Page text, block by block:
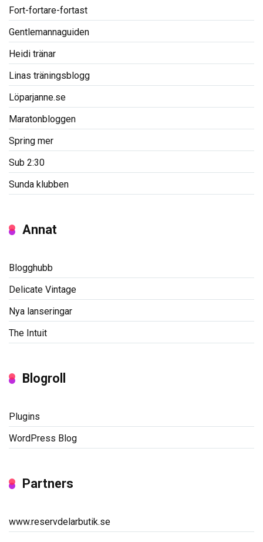
Fort-fortare-fortast
Gentlemannaguiden
Heidi tränar
Linas träningsblogg
Löparjanne.se
Maratonbloggen
Spring mer
Sub 2:30
Sunda klubben
Annat
Blogghubb
Delicate Vintage
Nya lanseringar
The Intuit
Blogroll
Plugins
WordPress Blog
Partners
www.reservdelarbutik.se